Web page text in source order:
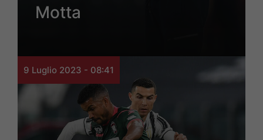
Motta
9 Luglio 2023 - 08:41